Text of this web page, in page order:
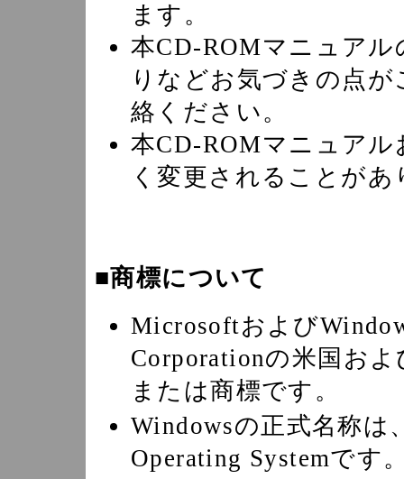
ます。
本CD-ROMマニュア
りなどお気づきの点
絡ください。
本CD-ROMマニュア
く変更されることがあ
■商標について
Microsoftおよび
Corporationの米国お
または商標です。
Windowsの正式名称は
Operating Systemです